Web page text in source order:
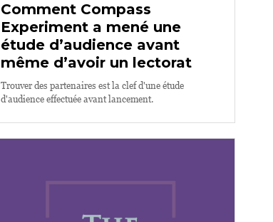
Comment Compass
Experiment a mené une
étude d’audience avant
même d’avoir un lectorat
Trouver des partenaires est la clef d'une étude
d'audience effectuée avant lancement.